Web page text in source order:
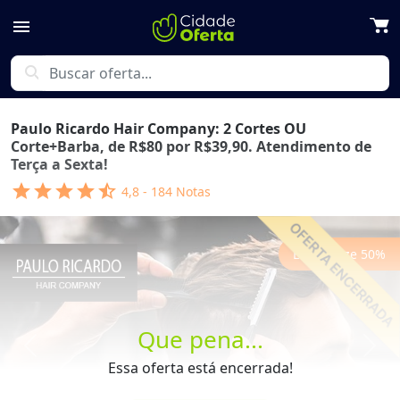
menu
search
Que pena...
Essa oferta está encerrada!
Paulo Ricardo Hair Company: 2 Cortes OU
Corte+Barba, de R$80 por R$39,90. Atendimento de
Terça a Sexta!
starstarstarstarstar_half 4,8 - 184 Notas
Economize 50%